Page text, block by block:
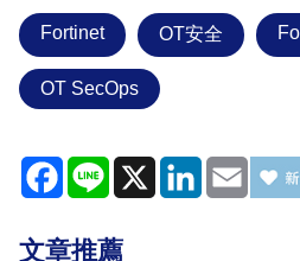
Fortinet OT安全
OT SecOps
Facebook
Line X LinkedIn
Email
文章推薦